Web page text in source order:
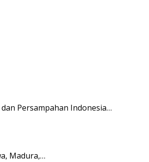
Persampahan Indonesia…
Madura,…